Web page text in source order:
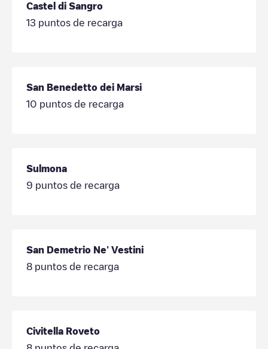
Castel di Sangro
13 puntos de recarga
San Benedetto dei Marsi
10 puntos de recarga
Sulmona
9 puntos de recarga
San Demetrio Ne' Vestini
8 puntos de recarga
Civitella Roveto